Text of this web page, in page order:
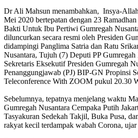
Dr Ali Mahsun menambahkan, Insya-
Mei 2020 bertepatan dengan 23
Bakti Untuk Ibu Pertiwi Gumregah
diluncurkan secara resmi oleh Presiden
didampingi Panglima Satria dan Ratu
Nusantara, Tujuh (7) Deputi PP Gumregah
Sekretaris Eksekutif Presiden Gumregah
Penanggungjawab (PJ) BIP-GN Propinsi
Teleconference With ZOOM pukul 20.30
Sebelumnya, tepatnya menjelang waktu
Gumregah Nusantara Cempaka Putih
Tasyakuran Sedekah Takjil, Buka Pusa,
rakyat kecil terdampak wabah Corona,